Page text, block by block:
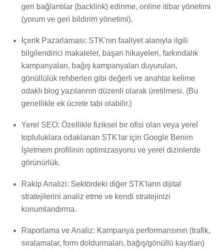
geri bağlantılar (backlink) edinme, online itibar yönetimi
(yorum ve geri bildirim yönetimi).
İçerik Pazarlaması: STK'nın faaliyet alanıyla ilgili
bilgilendirici makaleler, başarı hikayeleri, farkındalık
kampanyaları, bağış kampanyaları duyuruları,
gönüllülük rehberleri gibi değerli ve anahtar kelime
odaklı blog yazılarının düzenli olarak üretilmesi. (Bu
genellikle ek ücrete tabi olabilir.)
Yerel SEO: Özellikle fiziksel bir ofisi olan veya yerel
topluluklara odaklanan STK'lar için Google Benim
İşletmem profilinin optimizasyonu ve yerel dizinlerde
görünürlük.
Rakip Analizi: Sektördeki diğer STK'ların dijital
stratejilerini analiz etme ve kendi stratejinizi
konumlandırma.
Raporlama ve Analiz: Kampanya performansının (trafik,
sıralamalar, form doldurmaları, bağış/gönüllü kayıtları)